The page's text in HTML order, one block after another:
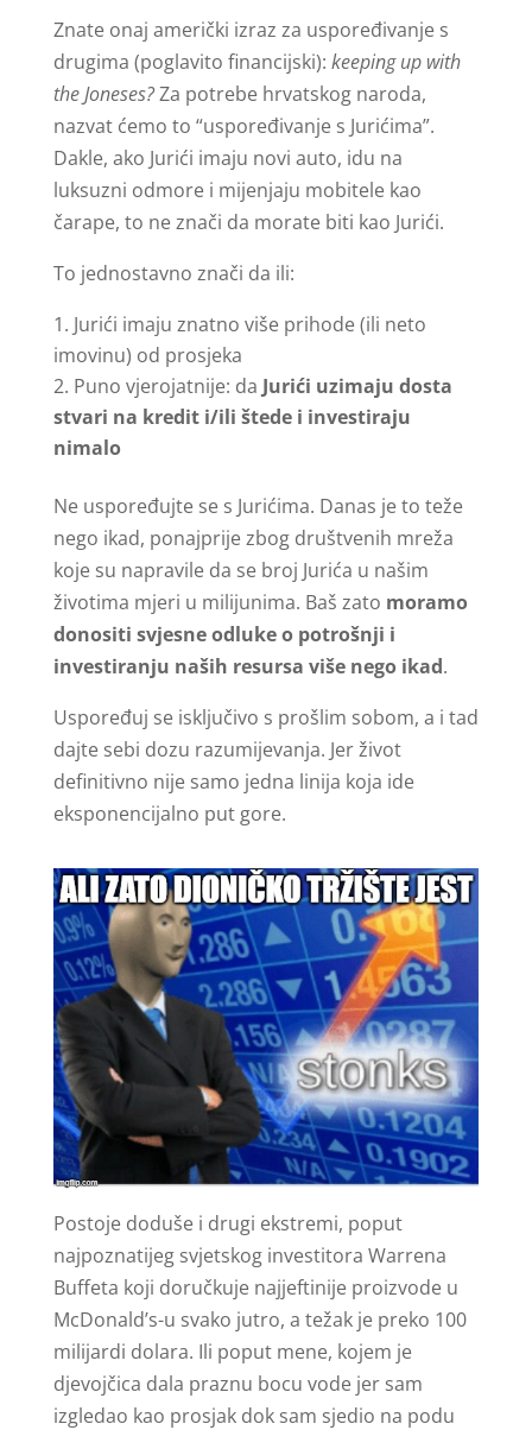
Znate onaj američki izraz za uspoređivanje s
drugima (poglavito financijski): keeping up with
the Joneses?Za potrebe hrvatskog naroda,
nazvat ćemo to “uspoređivanje s Jurićima”.
Dakle, ako Jurići imaju novi auto, idu na
luksuzni odmore i mijenjaju mobitele kao
čarape, to ne znači da morate biti kao Jurići.
To jednostavno znači da ili:
Jurići imaju znatno više prihode (ili neto
imovinu) od prosjeka
Puno vjerojatnije: da Jurići uzimaju dosta
stvari na kredit i/ili štede i investiraju
nimalo
Ne uspoređujte se s Jurićima. Danas je to teže
nego ikad, ponajprije zbog društvenih mreža
koje su napravile da se broj Jurića u našim
životima mjeri u milijunima. Baš zato moramo
donositi svjesne odluke o potrošnji i
investiranju naših resursa više nego ikad.
Uspoređuj se isključivo s prošlim sobom, a i tad
dajte sebi dozu razumijevanja. Jer život
definitivno nije samo jedna linija koja ide
eksponencijalno put gore.
Postoje doduše i drugi ekstremi, poput
najpoznatijeg svjetskog investitora Warrena
Buffeta koji doručkuje najjeftinije proizvode u
McDonald’s-u svako jutro, a težak je preko 100
milijardi dolara. Ili poput mene, kojem je
djevojčica dala praznu bocu vode jer sam
izgledao kao prosjak dok sam sjedio na podu